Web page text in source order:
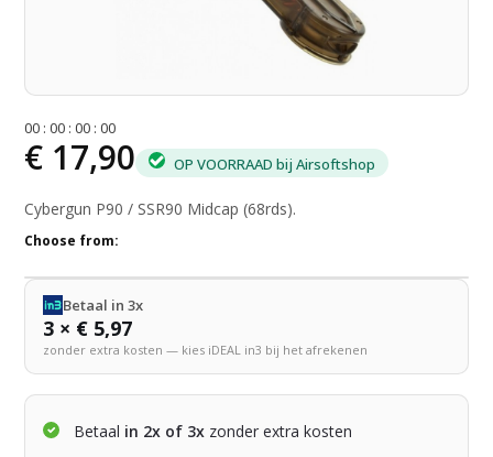
00 :00 :00 :00
€ 17,90 OP VOORRAAD bij Airsoftshop
Cybergun P90 / SSR90 Midcap (68rds).
Choose from:
Betaal in 3x
3 × € 5,97
zonder extra kosten — kies iDEAL in3 bij het afrekenen
Betaal in 2x of 3x zonder extra kosten